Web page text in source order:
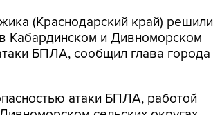
(Краснодарский край) решили
Кабардинском и Дивноморском
БПЛА, сообщил глава города
атаки БПЛА, работой